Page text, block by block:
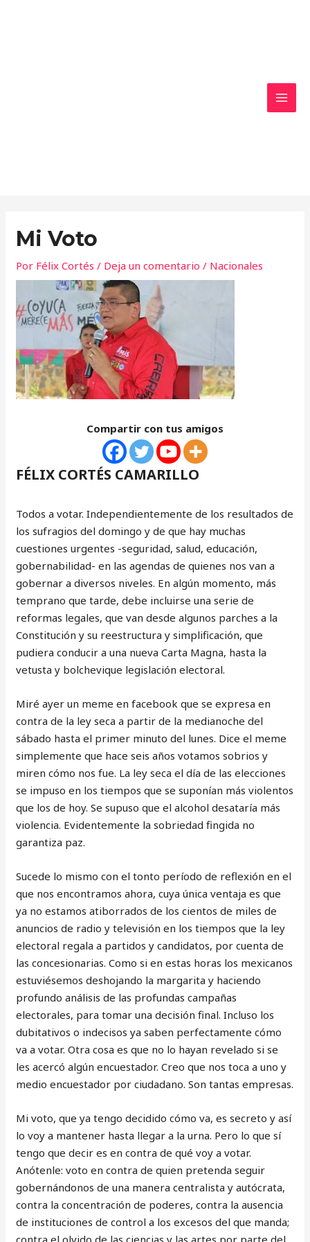
Mi Voto
Por Félix Cortés/ Deja un comentario / Nacionales
Compartir con tus amigos
FÉLIX CORTÉS CAMARILLO
Todos a votar. Independientemente de los resultados de
los sufragios del domingo y de que hay muchas
cuestiones urgentes -seguridad, salud, educación,
gobernabilidad- en las agendas de quienes nos van a
gobernar a diversos niveles. En algún momento, más
temprano que tarde, debe incluirse una serie de
reformas legales, que van desde algunos parches a la
Constitución y su reestructura y simplificación, que
pudiera conducir a una nueva Carta Magna, hasta la
vetusta y bolchevique legislación electoral.
Miré ayer un meme en facebook que se expresa en
contra de la ley seca a partir de la medianoche del
sábado hasta el primer minuto del lunes. Dice el meme
simplemente que hace seis años votamos sobrios y
miren cómo nos fue. La ley seca el día de las elecciones
se impuso en los tiempos que se suponían más violentos
que los de hoy. Se supuso que el alcohol desataría más
violencia. Evidentemente la sobriedad fingida no
garantiza paz.
Sucede lo mismo con el tonto período de reflexión en el
que nos encontramos ahora, cuya única ventaja es que
ya no estamos atiborrados de los cientos de miles de
anuncios de radio y televisión en los tiempos que la ley
electoral regala a partidos y candidatos, por cuenta de
las concesionarias. Como si en estas horas los mexicanos
estuviésemos deshojando la margarita y haciendo
profundo análisis de las profundas campañas
electorales, para tomar una decisión final. Incluso los
dubitativos o indecisos ya saben perfectamente cómo
va a votar. Otra cosa es que no lo hayan revelado si se
les acercó algún encuestador. Creo que nos toca a uno y
medio encuestador por ciudadano. Son tantas empresas.
Mi voto, que ya tengo decidido cómo va, es secreto y así
lo voy a mantener hasta llegar a la urna. Pero lo que sí
tengo que decir es en contra de qué voy a votar.
Anótenle: voto en contra de quien pretenda seguir
gobernándonos de una manera centralista y autócrata,
contra la concentración de poderes, contra la ausencia
de instituciones de control a los excesos del que manda;
contra el olvido de las ciencias y las artes por parte del